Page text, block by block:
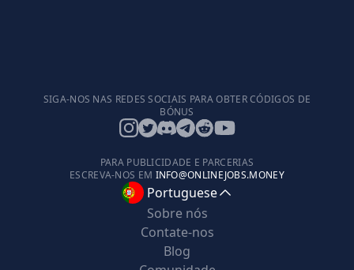
SIGA-NOS NAS REDES SOCIAIS PARA OBTER CÓDIGOS DE
BÓNUS
PARA PUBLICIDADE E PARCERIAS
ESCREVA-NOS EM INFO@ONLINEJOBS.MONEY
Portuguese
Sobre nós
Contate-nos
Blog